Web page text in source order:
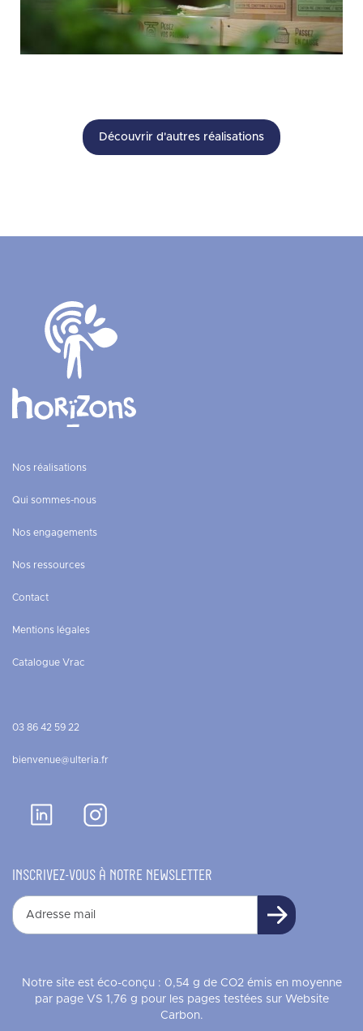
Découvrir d'autres réalisations
Nos réalisations
Qui sommes-nous
Nos engagements
Nos ressources
Contact
Mentions légales
Catalogue Vrac
03 86 42 59 22
bienvenue@ulteria.fr
INSCRIVEZ-VOUS À NOTRE NEWSLETTER
Notre site est éco-conçu : 0,54 g de CO2 émis en moyenne
par page VS 1,76 g pour les pages testées sur Website
Carbon.